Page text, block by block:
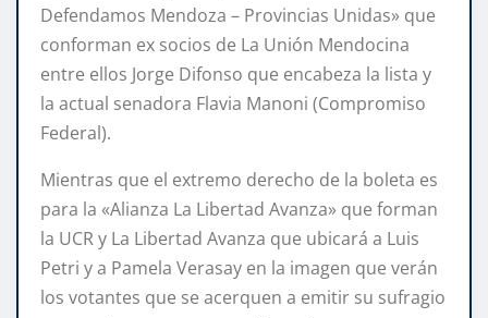
Defendamos Mendoza – Provincias Unidas» que
conforman ex socios de La Unión Mendocina
entre ellos Jorge Difonso que encabeza la lista y
la actual senadora Flavia Manoni (Compromiso
Federal).
Mientras que el extremo derecho de la boleta es
para la «Alianza La Libertad Avanza» que forman
la UCR y La Libertad Avanza que ubicará a Luis
Petri y a Pamela Verasay en la imagen que verán
los votantes que se acerquen a emitir su sufragio